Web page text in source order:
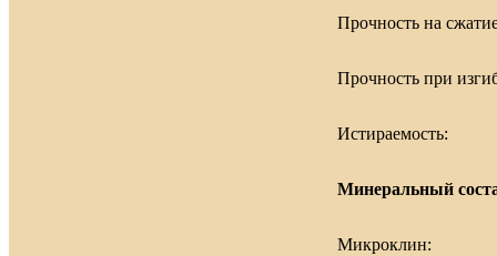
Прочность на
Прочность при
Истираемость:
Минеральный
Микроклин: